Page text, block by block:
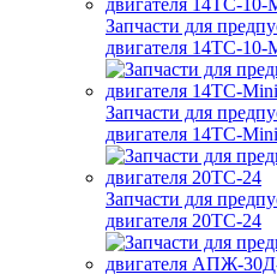
Запчасти для
двигателя 14ТС-
Запчасти для
двигателя 14ТС-
Запчасти для
двигателя 20ТС-24